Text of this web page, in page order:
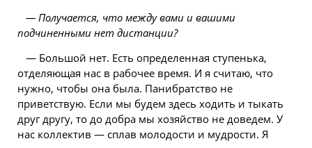
— Получается, что между вами и вашими
подчиненными нет дистанции?
— Большой нет. Есть определенная ступенька,
отделяющая нас в рабочее время. И я считаю, что
нужно, чтобы она была. Панибратство не
приветствую. Если мы будем здесь ходить и тыкать
друг другу, то до добра мы хозяйство не доведем. У
нас коллектив — сплав молодости и мудрости. Я